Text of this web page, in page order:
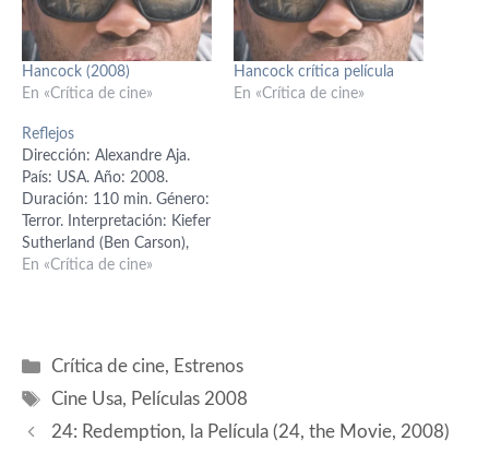
Hancock (2008)
En «Crítica de cine»
Hancock crítica película
En «Crítica de cine»
Reflejos
Dirección: Alexandre Aja.
País: USA. Año: 2008.
Duración: 110 min. Género:
Terror. Interpretación: Kiefer
Sutherland (Ben Carson),
Paula Patton (Amy Carson),
(Larry Byrne). Guión:
Alexandre Aja y Gregory
Alexandra Milchan, Marc
En «Crítica de cine»
Categorías
Crítica de cine, Estrenos
Etiquetas
Cine Usa, Películas 2008
24: Redemption, la Película (24, the Movie, 2008)